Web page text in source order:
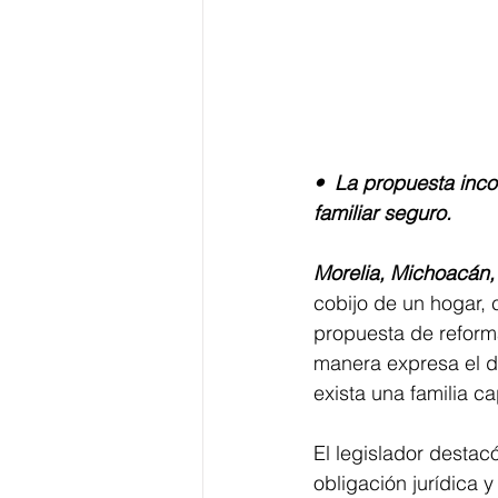
•⁠  ⁠La propuesta
familiar seguro.
Morelia,
cobijo de un hogar,
propuesta de
manera expresa el
exista una familia
El legislador
obligación jurídica